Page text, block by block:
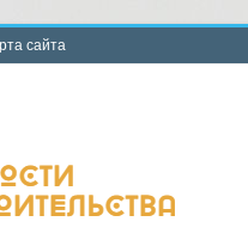
сайта